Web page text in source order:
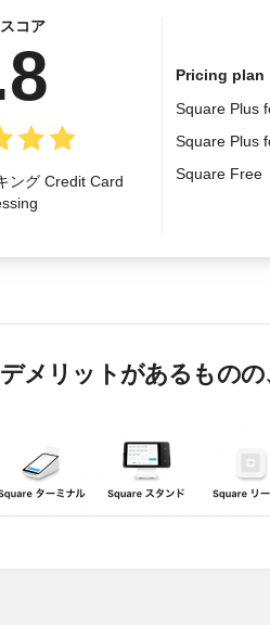
コア
ング Credit Card
Pricing plan
Square Plus
Square Plus
Square Free
メリットがあるもの